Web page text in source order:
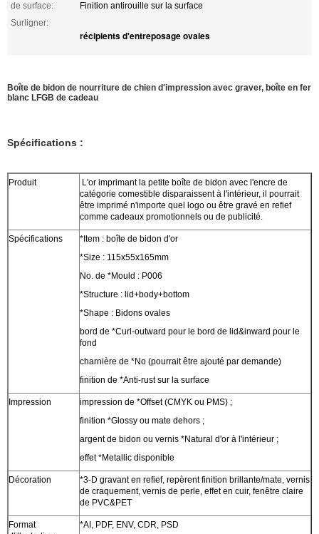
de surface:
Finition antirouille sur la surface
Surligner:
récipients d'entreposage ovales
Boîte de bidon de nourriture de chien d'impression avec graver, boîte en fer
blanc LFGB de cadeau
Spécifications :
Produit
L'or imprimant la petite boîte de bidon avec l'encre de
catégorie comestible disparaissent à l'intérieur, il pourrait
être imprimé n'importe quel logo ou être gravé en refief
comme cadeaux promotionnels ou de publicité.
Spécifications
*Item : boîte de bidon d'or
*Size : 115x55x165mm
No. de *Mould : P006
*Structure : lid+body+bottom
*Shape : Bidons ovales
bord de *Curl-outward pour le bord de lid&inward pour le
fond
charnière de *No (pourrait être ajouté par demande)
finition de *Anti-rust sur la surface
Impression
impression de *Offset (CMYK ou PMS) ;
finition *Glossy ou mate dehors ;
argent de bidon ou vernis *Natural d'or à l'intérieur ;
effet *Metallic disponible
Décoration
*3-D gravant en refief, repèrent finition brillante/mate, vernis
de craquement, vernis de perle, effet en cuir, fenêtre claire
de PVC&PET
Format
*AI, PDF, ENV, CDR, PSD